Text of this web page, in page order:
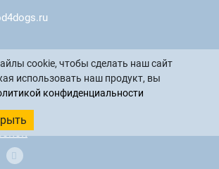
cookie, чтобы сделать наш сайт
использовать наш продукт, вы
конфиденциальности